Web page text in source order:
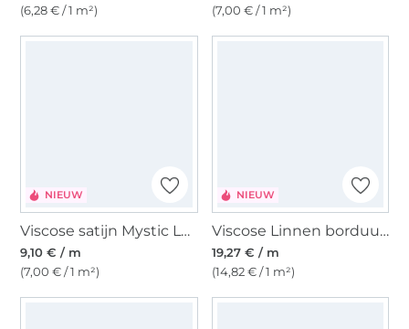
(6,28 € / 1 m²)
(7,00 € / 1 m²)
NIEUW
Viscose satijn Mystic Leopard
9,10 € / m
(7,00 € / 1 m²)
NIEUW
Viscose Linnen borduurwerk Midnight Blossom, zwart
19,27 € / m
(14,82 € / 1 m²)